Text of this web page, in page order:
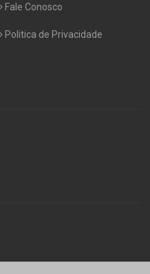
Fale Conosco
Politica de Privacidade